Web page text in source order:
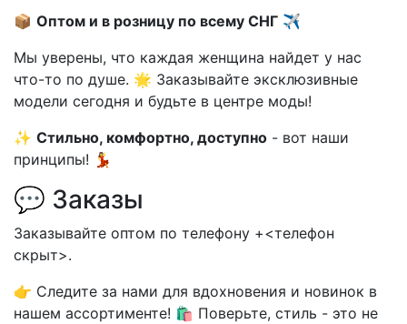
📦 Оптом и в розницу по всему СНГ ✈️
Мы уверены, что каждая женщина найдет у нас
что-то по душе. 🌟 Заказывайте эксклюзивные
модели сегодня и будьте в центре моды!
✨ Стильно, комфортно, доступно - вот наши
принципы! 💃
💬 Заказы
Заказывайте оптом по телефону +<телефон
скрыт>.
👉 Следите за нами для вдохновения и новинок в
нашем ассортименте! 🛍️ Поверьте, стиль - это не